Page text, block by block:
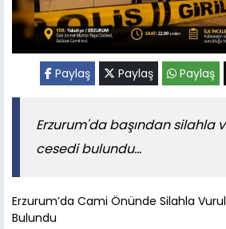
Paylaş Paylaş Paylaş
Erzurum'da başından silahla
cesedi bulundu...
Erzurum’da Cami Önünde Silahla
Bulundu